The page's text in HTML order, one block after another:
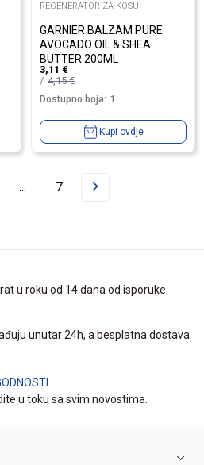
REGENERATOR ZA KOSU
GARNIER BALZAM PURE
AVOCADO OIL & SHEA
BUTTER 200ML
3,11 €
4,15€
Dostupno boja: 1
Kupi ovdje
... 7
u roku od 14 dana od isporuke.
unutar 24h, a besplatna dostava
u toku sa svim novostima.